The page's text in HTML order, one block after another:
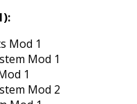
Mod 1
Mod 1
1
Mod 2